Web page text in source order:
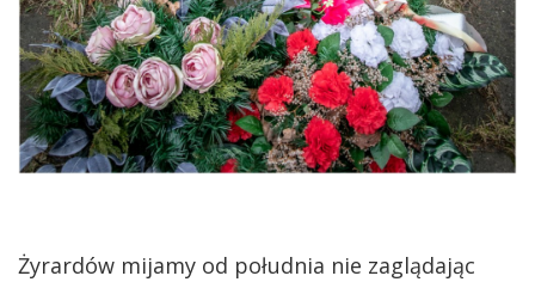
Żyrardów mijamy od południa nie zaglądając